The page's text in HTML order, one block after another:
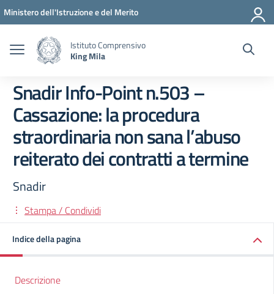
Vai ai contenuti
Vai al menu di navigazione
Vai al footer
Ministero dell'Istruzione e del Merito
Istituto Comprensivo
King Mila
Snadir Info-Point n.503 –
Cassazione: la procedura
straordinaria non sana l’abuso
reiterato dei contratti a termine
Snadir
Stampa / Condividi
Indice della pagina
Descrizione